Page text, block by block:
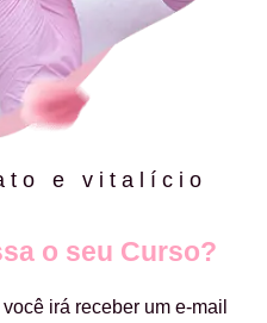
e vitalício
o seu Curso?
irá receber um e-mail